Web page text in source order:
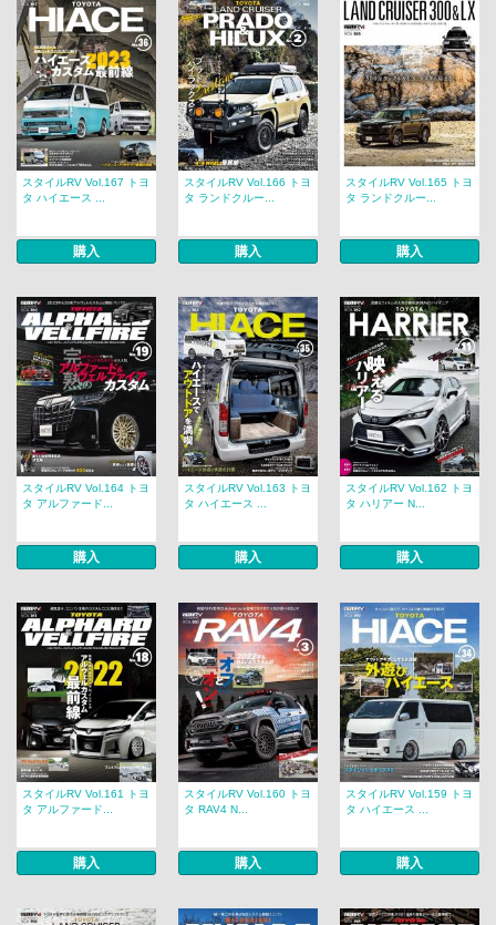
スタイルRV Vol.167 トヨ
タ ハイエース ...
購入
スタイルRV Vol.166 トヨ
タ ランドクルー...
購入
スタイルRV Vol.165 トヨ
タ ランドクルー...
購入
スタイルRV Vol.164 トヨ
タ アルファード...
購入
スタイルRV Vol.163 トヨ
タ ハイエース ...
購入
スタイルRV Vol.162 トヨ
タ ハリアー N...
購入
スタイルRV Vol.161 トヨ
タ アルファード...
購入
スタイルRV Vol.160 トヨ
タ RAV4 N...
購入
スタイルRV Vol.159 トヨ
タ ハイエース ...
購入